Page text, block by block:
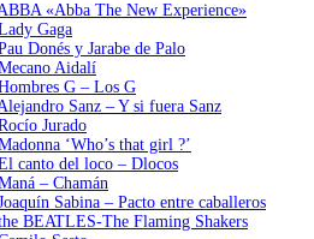
«Abba The New Experience»
Gaga
Donés y Jarabe de Palo
Aidalí
G – Los G
Sanz – Y si fuera Sanz
Jurado
‘Who’s that girl ?’
canto del loco – Dlocos
– Chamán
Sabina – Pacto entre caballeros
BEATLES-The Flaming Shakers